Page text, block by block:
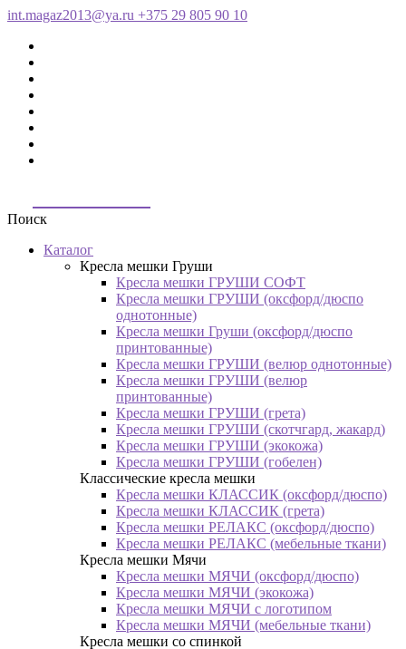
int.magaz2013@ya.ru +375 29 805 90 10
Поиск
Каталог
Кресла мешки Груши
Кресла мешки ГРУШИ СОФТ
Кресла мешки ГРУШИ (оксфорд/дюспо
однотонные)
Кресла мешки Груши (оксфорд/дюспо
принтованные)
Кресла мешки ГРУШИ (велюр однотонные)
Кресла мешки ГРУШИ (велюр
принтованные)
Кресла мешки ГРУШИ (грета)
Кресла мешки ГРУШИ (скотчгард, жакард)
Кресла мешки ГРУШИ (экокожа)
Кресла мешки ГРУШИ (гобелен)
Классические кресла мешки
Кресла мешки КЛАССИК (оксфорд/дюспо)
Кресла мешки КЛАССИК (грета)
Креслa мешки РЕЛАКС (оксфорд/дюспо)
Креслa мешки РЕЛАКС (мебельные ткани)
Кресла мешки Мячи
Кресла мешки МЯЧИ (оксфорд/дюспо)
Кресла мешки МЯЧИ (экокожа)
Кресла мешки МЯЧИ с логотипом
Кресла мешки МЯЧИ (мебельные ткани)
Кресла мешки со спинкой